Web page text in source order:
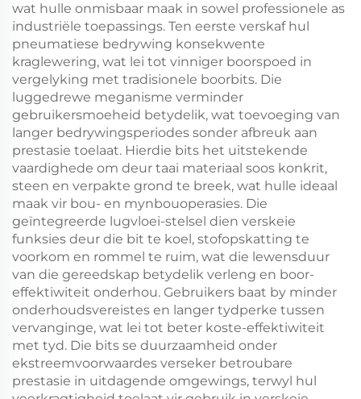
wat hulle onmisbaar maak in sowel professionele as
industriële toepassings. Ten eerste verskaf hul
pneumatiese bedrywing konsekwente
kraglewering, wat lei tot vinniger boorspoed in
vergelyking met tradisionele boorbits. Die
luggedrewe meganisme verminder
gebruikersmoeheid betydelik, wat toevoeging van
langer bedrywingsperiodes sonder afbreuk aan
prestasie toelaat. Hierdie bits het uitstekende
vaardighede om deur taai materiaal soos konkrit,
steen en verpakte grond te breek, wat hulle ideaal
maak vir bou- en mynbouoperasies. Die
geïntegreerde lugvloei-stelsel dien verskeie
funksies deur die bit te koel, stofopskatting te
voorkom en rommel te ruim, wat die lewensduur
van die gereedskap betydelik verleng en boor-
effektiwiteit onderhou. Gebruikers baat by minder
onderhoudsvereistes en langer tydperke tussen
vervanginge, wat lei tot beter koste-effektiwiteit
met tyd. Die bits se duurzaamheid onder
ekstreemvoorwaardes verseker betroubare
prestasie in uitdagende omgewings, terwyl hul